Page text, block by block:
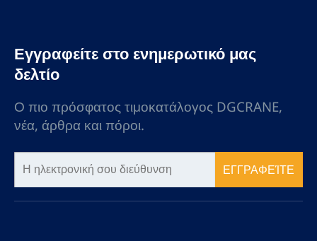
Εγγραφείτε στο ενημερωτικό μας
δελτίο
Ο πιο πρόσφατος τιμοκατάλογος DGCRANE,
νέα, άρθρα και πόροι.
ΕΓΓΡΑΦΕΊΤΕ